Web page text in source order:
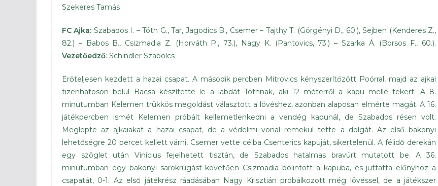
Szekeres Tamás
FC Ajka: Szabados I. – Tóth G., Tar, Jagodics B., Csemer – Tajthy T. (Görgényi D., 60.), Sejben (Kenderes Z.,
82.) – Babos B., Csizmadia Z. (Horváth P., 73.), Nagy K. (Pantovics, 73.) – Szarka Á. (Borsos F., 60.).
Vezetőedző: Schindler Szabolcs
Erőteljesen kezdett a hazai csapat. A második percben Mitrovics kényszerítőzött Poórral, majd az ajkai
tizenhatoson belül Bacsa készítette le a labdát Tóthnak, aki 12 méterről a kapu mellé tekert. A 8.
minutumban Kelemen trükkös megoldást választott a lövéshez, azonban alaposan elmérte magát. A 16.
játékpercben ismét Kelemen próbált kellemetlenkedni a vendég kapunál, de Szabados résen volt.
Meglepte az ajkaiakat a hazai csapat, de a védelmi vonal remekül tette a dolgát. Az első bakonyi
lehetőségre 20 percet kellett várni, Csemer vette célba Csenterics kapuját, sikertelenül. A félidő derekán
egy szöglet után Vinícius fejelhetett tisztán, de Szabados hatalmas bravúrt mutatott be. A 36.
minutumban egy bakonyi sarokrúgást követően Csizmadia bólintott a kapuba, és juttatta előnyhöz a
csapatát, 0-1. Az első játékrész ráadásában Nagy Krisztián próbálkozott még lövéssel, de a játékszer